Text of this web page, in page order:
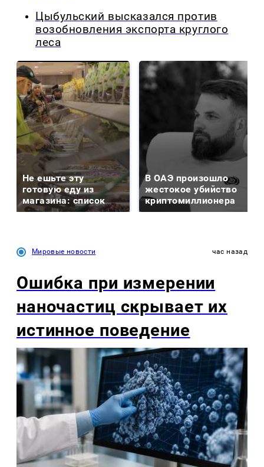
Цыбульский высказался против
возобновления экспорта круглого
леса
Не ешьте эту
готовую еду из
магазина: список
В ОАЭ произошло
жестокое убийство
криптомиллионера
Мировые новости час назад
Ошибка при измерении
наночастиц скрывает их
истинное поведение